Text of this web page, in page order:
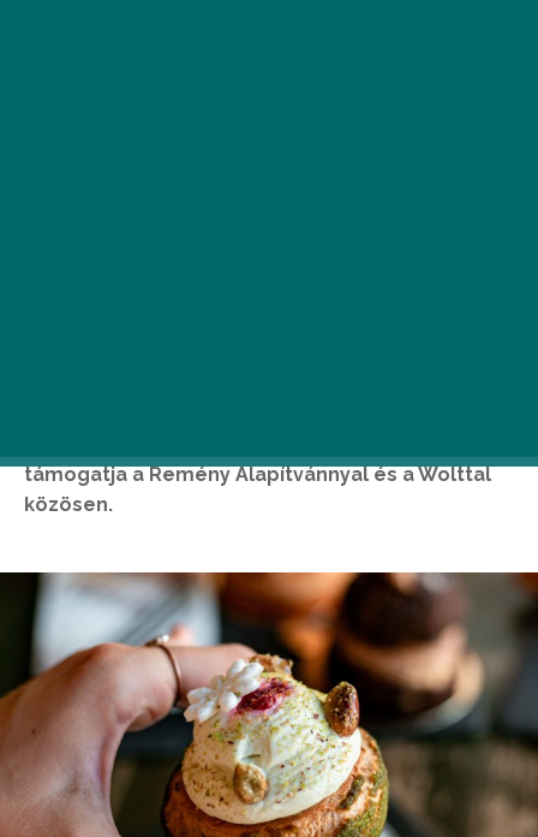
támogatja a Remény Alapítvánnyal és a Wolttal
közösen.